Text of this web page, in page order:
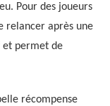
Pour des joueurs
relancer après une
et permet de
récompense